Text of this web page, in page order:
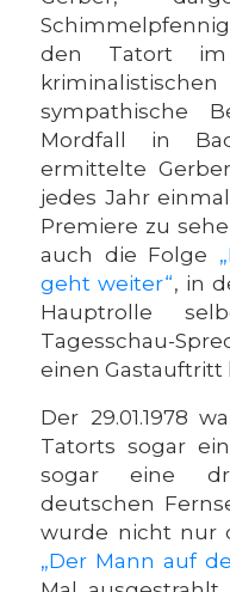
den Tatort im
sympathische
Mordfall in
ermittelte
jedes Jahr
Premiere zu
auch die Folge
geht weiter“, in
Hauptrolle
Tagesschau-
einen Gastauftritt
Der 29.01.1978
Tatorts sogar
sogar eine
deutschen
wurde nicht nur
„Der Mann auf